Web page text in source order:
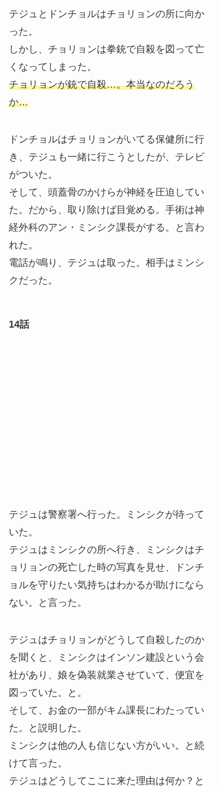
テジュとドンチョルはチョリョンの所に向か
った。
しかし、チョリョンは拳銃で自殺を図って亡
くなってしまった。
チョリョンが銃で自殺…。本当なのだろう
か…
ドンチョルはチョリョンがいてる保健所に行
き、テジュも一緒に行こうとしたが、テレビ
がついた。
そして、頭蓋骨のかけらが神経を圧迫してい
た。だから、取り除けば目覚める。手術は神
経外科のアン・ミンシク課長がする。と言わ
れた。
電話が鳴り、テジュは取った。相手はミンシ
クだった。
14話
テジュは警察署へ行った。ミンシクが待って
いた。
テジュはミンシクの所へ行き、ミンシクはチ
ョリョンの死亡した時の写真を見せ、ドンチ
ョルを守りたい気持ちはわかるが助けになら
ない。と言った。
テジュはチョリョンがどうして自殺したのか
を聞くと、ミンシクはインソン建設という会
社があり、娘を偽装就業させていて、便宜を
図っていた。と。
そして、お金の一部がキム課長にわたってい
た。と説明した。
ミンシクは他の人も信じない方がいい。と続
けて言った。
テジュはどうしてここに来た理由は何か？と